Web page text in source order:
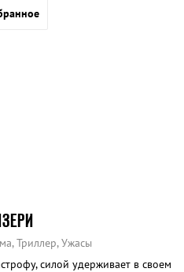
Триллер, Ужасы
силой удерживает в своем